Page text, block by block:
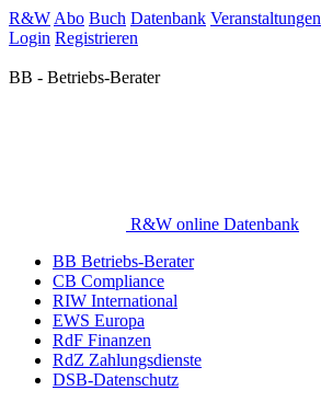
R&W Abo Buch Datenbank Veranstaltungen
Login Registrieren
BB - Betriebs-Berater
R&W online Datenbank
BB Betriebs-Berater
CB Compliance
RIW International
EWS Europa
RdF Finanzen
RdZ Zahlungsdienste
DSB-Datenschutz